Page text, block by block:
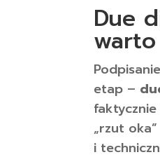
Due
etap –
„rzut
i